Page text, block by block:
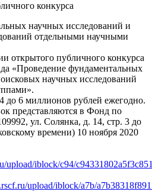
конкурса
открытого публичного конкурса
«Проведение фундаментальных
научных исследований
до 6 миллионов рублей ежегодно.
представляются в Фонд по
ул. Солянка, д. 14, стр. 3 до
времени) 10 ноября 2020
upload/iblock/c94/
upload/iblock/a7b/